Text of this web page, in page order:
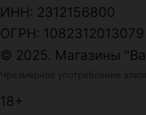
ИНН: 2312156800
ОГРН: 1082312013079
© 2025. Магазины
Чрезмерное употребление
18+